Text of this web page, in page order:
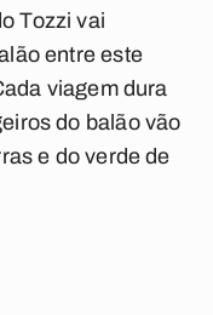
Tozzi vai
entre este
viagem dura
do balão vão
e do verde de